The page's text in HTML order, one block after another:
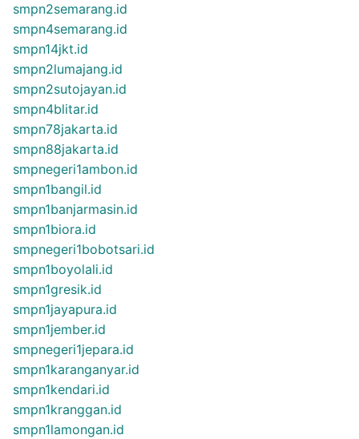
smpn2semarang.id
smpn4semarang.id
smpn14jkt.id
smpn2lumajang.id
smpn2sutojayan.id
smpn4blitar.id
smpn78jakarta.id
smpn88jakarta.id
smpnegeri1ambon.id
smpn1bangil.id
smpn1banjarmasin.id
smpn1biora.id
smpnegeri1bobotsari.id
smpn1boyolali.id
smpn1gresik.id
smpn1jayapura.id
smpn1jember.id
smpnegeri1jepara.id
smpn1karanganyar.id
smpn1kendari.id
smpn1kranggan.id
smpn1lamongan.id